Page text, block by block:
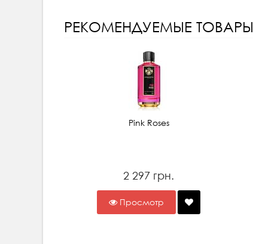
РЕКОМЕНДУЕМЫЕ ТОВАРЫ
Pink Roses
2 297 грн.
Просмотр